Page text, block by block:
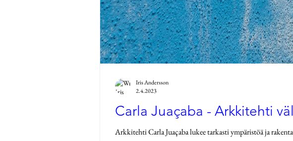
Carla Juaçaba - Arkkitehti
Arkkitehti Carla Juaçaba lukee tarkasti ympäristöä ja
Iris Andersson
2.4.2023